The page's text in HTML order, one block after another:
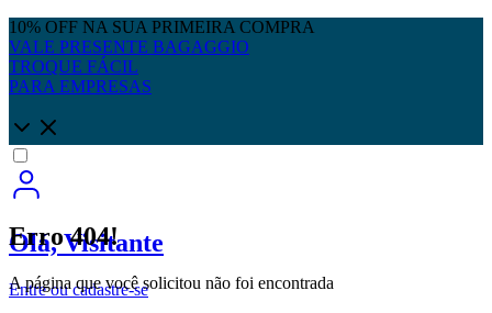
10% OFF NA SUA PRIMEIRA COMPRA
VALE PRESENTE BAGAGGIO
TROQUE FÁCIL
PARA EMPRESAS
Olá, Visitante
Entreou cadastre-se
Erro 404!
A página que você solicitou não foi encontrada